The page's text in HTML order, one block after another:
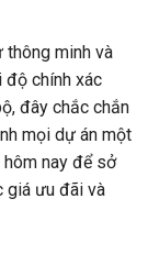
minh và
độ chính xác
đây chắc chắn
mọi dự án một
nay để sở
giá ưu đãi và